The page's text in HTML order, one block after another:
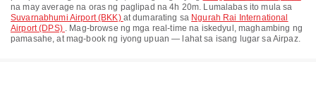
na may average na oras ng paglipad na4h 20m. Lumalabas ito mula sa
Suvarnabhumi Airport (BKK) at dumarating sa Ngurah Rai International
Airport (DPS) . Mag-browse ng mga real-time na iskedyul, maghambing ng
pamasahe, at mag-book ng iyong upuan — lahat sa isang lugar sa Airpaz.